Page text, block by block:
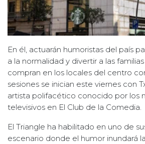
En él, actuarán humoristas del país
a la normalidad y divertir a las
compran en los locales del centro
sesiones se inician este viernes con
artista polifacético conocido por los
televisivos en El Club de la Comedia.
El Triangle ha habilitado en uno de
escenario donde el humor inundará